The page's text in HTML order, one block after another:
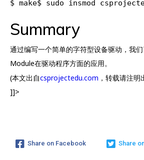
$ make$ sudo insmod
Summary
通过编写一个简单的字符型设备驱动，我
Module在驱动程序方面的应用。
(本文出自csprojectedu.com ，转载请注明
]]>
Share on Facebook Share